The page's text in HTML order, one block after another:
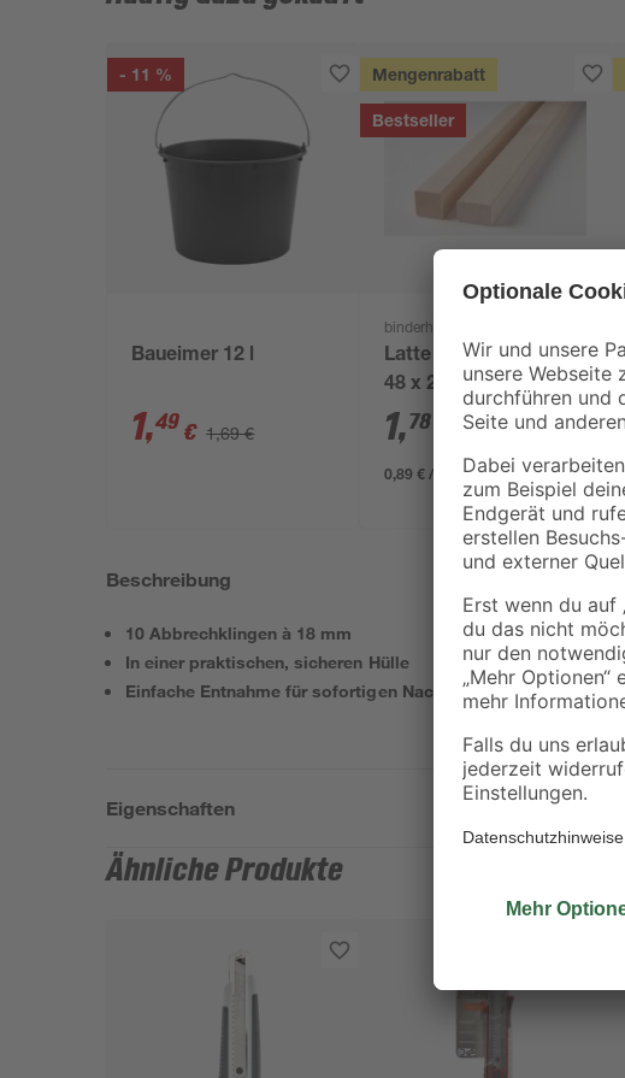
- 11 %
Baueimer 12 l
1,49 € 1,69 €
Mengenrabatt
Bestseller
binderholz
Latte sägerau 2000 x
48 x 24 mm
1,78
0,89 € / Meter
Beschreibung
10 Abbrechklingen à 18 mm
In einer praktischen, sicheren Hülle
Einfache Entnahme für sofortigen Nachschub
Eigenschaften
Ähnliche Produkte